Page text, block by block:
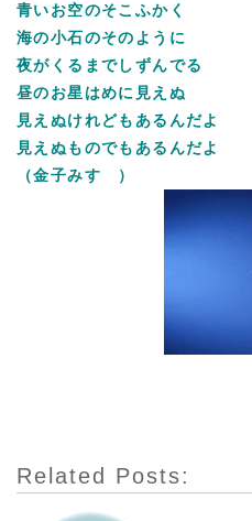
青いお空のそこふかく
海の小石のそのように
夜がくるまでしずんでる
昼のお星はめに見えぬ
見えぬけれどもあるんだよ
見えぬものでもあるんだよ
（金子みすゞ）
Related Posts: